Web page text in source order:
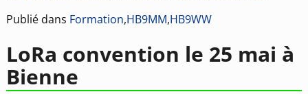
Publié dans Formation,HB9MM,HB9WW
LoRa convention le 25 mai à
Bienne